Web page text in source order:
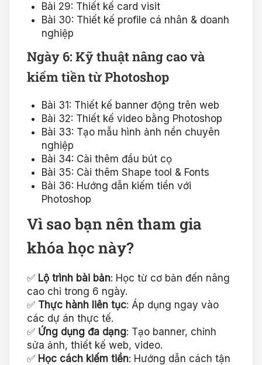
Bài 29: Thiết kế card visit
Bài 30: Thiết kế profile cá nhân & doanh
nghiệp
Ngày 6: Kỹ thuật nâng cao và
kiếm tiền từ Photoshop
Bài 31: Thiết kế banner động trên web
Bài 32: Thiết kế video bằng Photoshop
Bài 33: Tạo mẫu hình ảnh nền chuyên
nghiệp
Bài 34: Cài thêm đầu bút cọ
Bài 35: Cài thêm Shape tool & Fonts
Bài 36: Hướng dẫn kiếm tiền với
Photoshop
Vì sao bạn nên tham gia
khóa học này?
✅ Lộ trình bài bản: Học từ cơ bản đến nâng
cao chỉ trong 6 ngày.
✅ Thực hành liên tục: Áp dụng ngay vào
các dự án thực tế.
✅ Ứng dụng đa dạng: Tạo banner, chỉnh
sửa ảnh, thiết kế web, video.
✅ Học cách kiếm tiền: Hướng dẫn cách tận